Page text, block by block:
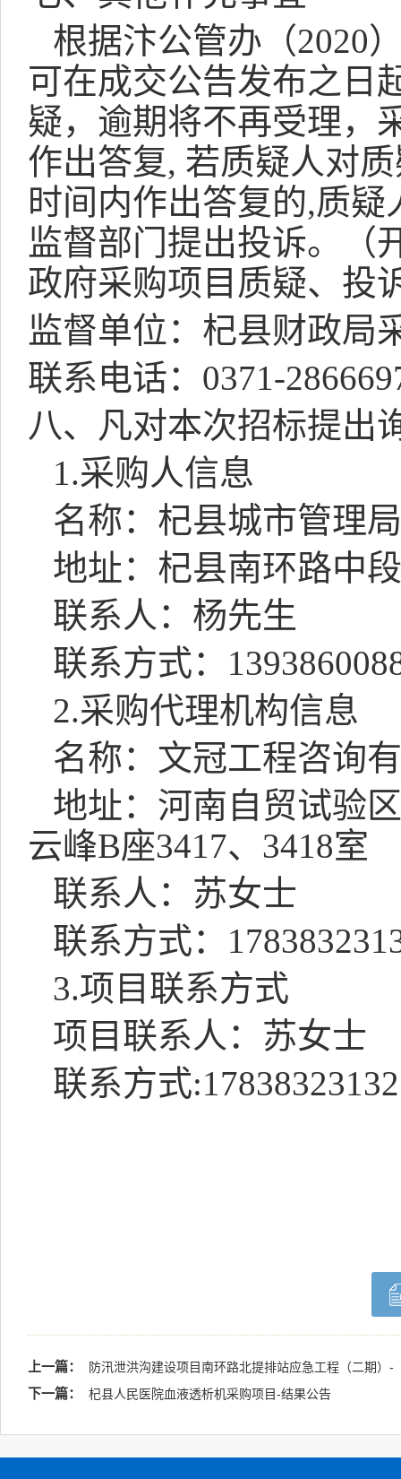
根据汴公管办（2020
可在成交公告发布之日
疑，逾期将不再受理，
作出答复, 若质疑人对
时间内作出答复的,质疑
监督部门提出投诉。（
政府采购项目质疑、投
监督单位：杞县财政局
联系电话： 0371-
八、凡对本次招标提出
1.采购人信息
名称：杞县城市管理
地址：杞县南环路中段
联系人：杨先生
联系方式：
2.采购代理机构信息
名称：文冠工程咨询
地址：河南自贸试验
云峰B座3417、 3418室
联系人：苏女士
联系方式：
3.项目联系方式
项目联系人：苏女士
联系方式:17838323132
上一篇： 防汛泄洪沟建设项目南环路北提排站应急工程（二期）-
下一篇： 杞县人民医院血液透析机采购项目-结果公告